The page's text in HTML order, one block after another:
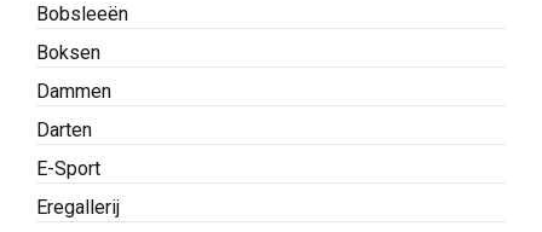
Bobsleeën
Boksen
Dammen
Darten
E-Sport
Eregallerij